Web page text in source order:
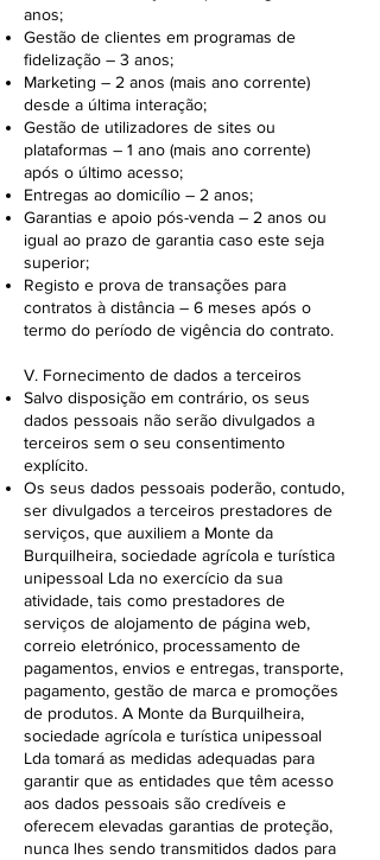
anos;
Gestão de clientes em programas de
fidelização – 3 anos;
Marketing – 2 anos (mais ano corrente)
desde a última interação;
Gestão de utilizadores de sites ou
plataformas – 1 ano (mais ano corrente)
após o último acesso;
Entregas ao domicílio – 2 anos;
Garantias e apoio pós-venda – 2 anos ou
igual ao prazo de garantia caso este seja
superior;
Registo e prova de transações para
contratos à distância – 6 meses após o
termo do período de vigência do contrato.
V. Fornecimento de dados a terceiros
Salvo disposição em contrário, os seus
dados pessoais não serão divulgados a
terceiros sem o seu consentimento
explícito.
Os seus dados pessoais poderão, contudo,
ser divulgados a terceiros prestadores de
serviços, que auxiliem a Monte da
Burquilheira, sociedade agrícola e turística
unipessoal Lda no exercício da sua
atividade, tais como prestadores de
serviços de alojamento de página web,
correio eletrónico, processamento de
pagamentos, envios e entregas, transporte,
pagamento, gestão de marca e promoções
de produtos. A Monte da Burquilheira,
sociedade agrícola e turística unipessoal
Lda tomará as medidas adequadas para
garantir que as entidades que têm acesso
aos dados pessoais são credíveis e
oferecem elevadas garantias de proteção,
nunca lhes sendo transmitidos dados para